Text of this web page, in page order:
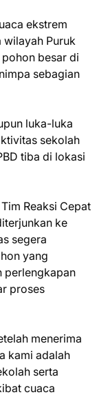
ekstrem
wilayah Puruk
besar di
sebagian
luka-luka
sekolah
tiba di lokasi
Reaksi Cepat
ke
segera
yang
perlengkapan
proses
menerima
kami adalah
serta
cuaca